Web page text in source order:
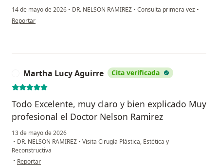
14 de mayo de 2026 • DR. NELSON RAMIREZ • Consulta primera vez •
en opinión del usuario Mariana
Reportar
Martha Lucy Aguirre Cita verificada
Todo Excelente, muy claro y bien explicado Muy
profesional el Doctor Nelson Ramirez
13 de mayo de 2026
• DR. NELSON RAMIREZ • Visita Cirugía Plástica, Estética y
Reconstructiva
• en opinión del usuario Martha Lucy Aguirre
Reportar